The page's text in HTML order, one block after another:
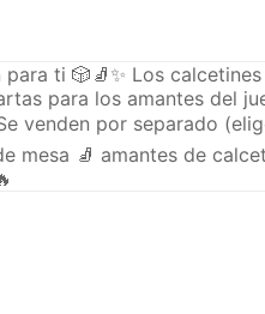
ti 🎲🧦✨ Los
para los amantes del
venden por separado
mesa 🧦 amantes de